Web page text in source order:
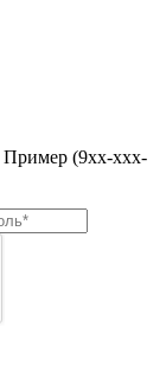
Пример (9хх-ххх-